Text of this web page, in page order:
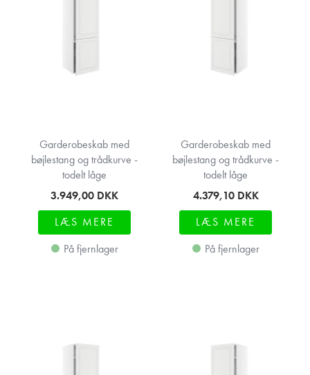
Garderobeskab med
bøjlestang og trådkurve -
todelt låge
3.949,00 DKK
LÆS MERE
På fjernlager
Garderobeskab med
bøjlestang og trådkurve -
todelt låge
4.379,10 DKK
LÆS MERE
På fjernlager